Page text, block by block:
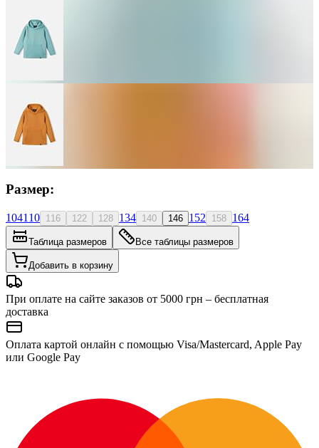
Размер:
104110 116 122 128 134 140 146 152 158 164
Таблица размеров Все таблицы размеров
Добавить в корзину
При оплате на сайте заказов от 5000 грн – бесплатная
доставка
Оплата картой онлайн с помощью Visa/Mastercard, Apple Pay
или Google Pay